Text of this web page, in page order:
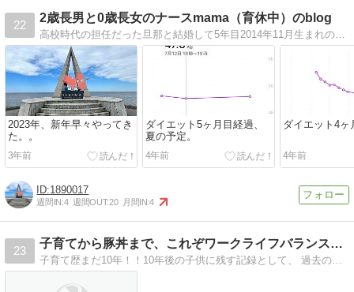
22
2歳長男と0歳長女のナースmama（育休中）のblog
高校時代の担任だった旦那と結婚して5年目2014年11月生まれの息子、2016年4月生まれの娘。2人のママをしてます26歳です。ただのつまらない日常と育児ブ…
2023年、新年早々やってき
た。。
3年前
ダイエット5ヶ月目経過、
夏の予定。
4年前
ダイエット4ヶ
4年前
1890017
週間IN:4 週間OUT:20 月間IN:4
23
子育てから豚丼まで、これぞワークライフバランスブログ！！
子育て歴まだ10年！！10年後の子供に残す記録として、 過去の想いでや、日々の何でもないことを綴ってます。 HTML＋CSSを勉強しつつ、自分の趣味の幅をもっ…